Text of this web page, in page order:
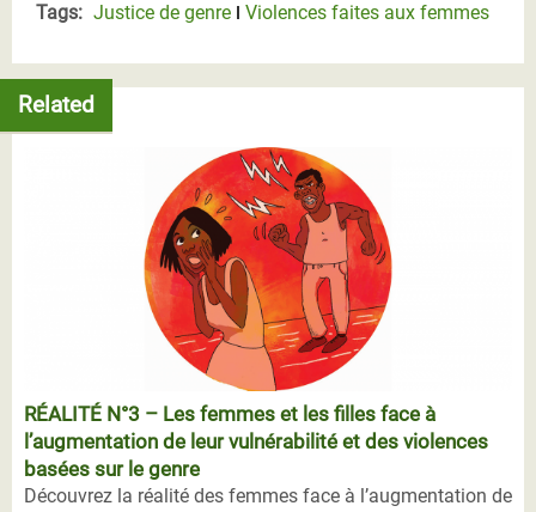
Tags: Justice de genre Violences faites aux femmes
Related
RÉALITÉ N°3 – Les femmes et les filles face à
l’augmentation de leur vulnérabilité et des violences
basées sur le genre
Découvrez la réalité des femmes face à l’augmentation de